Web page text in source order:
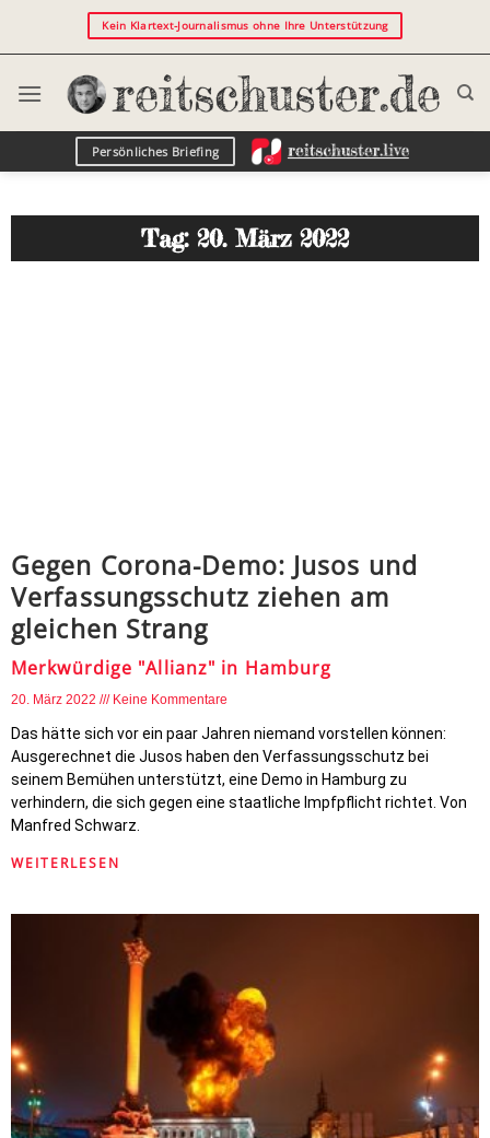
Kein Klartext-Journalismus ohne Ihre Unterstützung
Persönliches Briefing
Tag: 20. März 2022
Gegen Corona-Demo: Jusos und
Verfassungsschutz ziehen am
gleichen Strang
Merkwürdige "Allianz" in Hamburg
20. März 2022 Keine Kommentare
Das hätte sich vor ein paar Jahren niemand vorstellen können:
Ausgerechnet die Jusos haben den Verfassungsschutz bei
seinem Bemühen unterstützt, eine Demo in Hamburg zu
verhindern, die sich gegen eine staatliche Impfpflicht richtet. Von
Manfred Schwarz.
WEITERLESEN